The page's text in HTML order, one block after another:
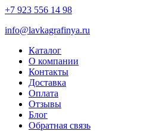
+7 923 556 14 98
info@lavkagrafinya.ru
Каталог
О компании
Контакты
Доставка
Оплата
Отзывы
Блог
Обратная связь